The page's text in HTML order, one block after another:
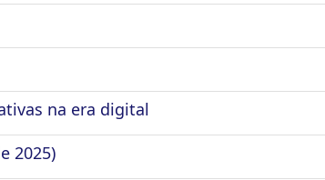
na era digital
2025)